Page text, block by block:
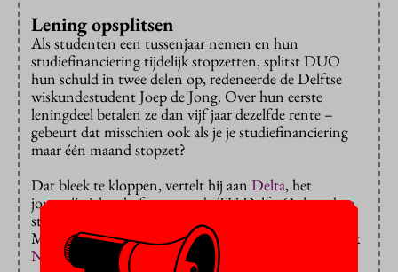
Lening opsplitsen
Als studenten een tussenjaar nemen en hun
studiefinanciering tijdelijk stopzetten, splitst DUO
hun schuld in twee delen op, redeneerde de Delftse
wiskundestudent Joep de Jong. Over hun eerste
leningdeel betalen ze dan vijf jaar dezelfde rente –
gebeurt dat misschien ook als je je studiefinanciering
maar één maand stopzet?
Dat bleek te kloppen, vertelt hij aan Delta, het
journalistieke platform van de TU Delft. Ook andere
studenten ontdekten de truc. Zo schreef student
Michiel Boeren er eenpostover op LinkedIn en sprak
NOS op 3
met student Casper de Haes.